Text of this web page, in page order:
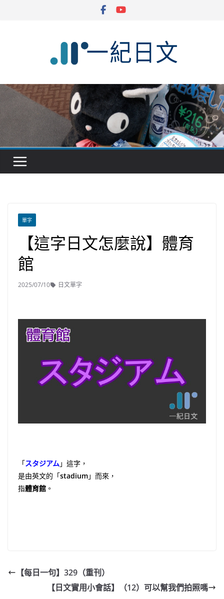
單字
【這字日文怎麼說】體育
館
2025/07/10 日文單字
「スタジアム」這字，
是由英文的「stadium」而來，
指體育館 。
【每日一句】329（重刊）
【日文實用小會話】（12）可以幫我們拍照嗎